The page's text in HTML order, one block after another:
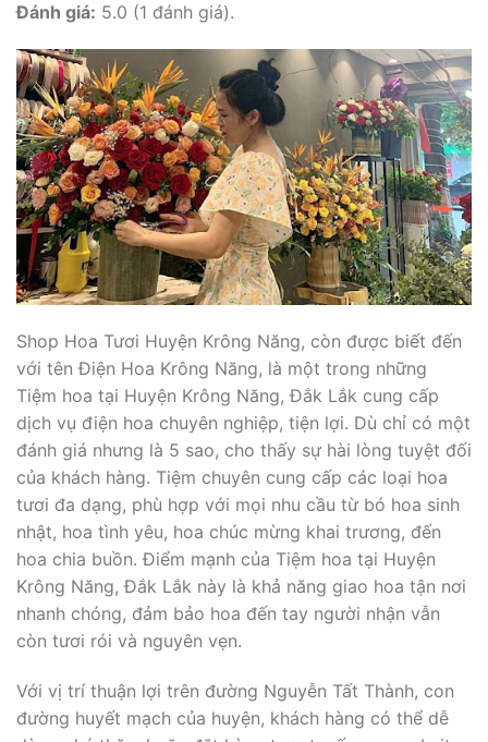
Đánh giá: 5.0 (1 đánh giá).
Shop Hoa Tươi Huyện Krông Năng, còn được biết đến
với tên Điện Hoa Krông Năng, là một trong những
Tiệm hoa tại Huyện Krông Năng, Đắk Lắk cung cấp
dịch vụ điện hoa chuyên nghiệp, tiện lợi. Dù chỉ có một
đánh giá nhưng là 5 sao, cho thấy sự hài lòng tuyệt đối
của khách hàng. Tiệm chuyên cung cấp các loại hoa
tươi đa dạng, phù hợp với mọi nhu cầu từ bó hoa sinh
nhật, hoa tình yêu, hoa chúc mừng khai trương, đến
hoa chia buồn. Điểm mạnh của Tiệm hoa tại Huyện
Krông Năng, Đắk Lắk này là khả năng giao hoa tận nơi
nhanh chóng, đảm bảo hoa đến tay người nhận vẫn
còn tươi rói và nguyên vẹn.
Với vị trí thuận lợi trên đường Nguyễn Tất Thành, con
đường huyết mạch của huyện, khách hàng có thể dễ